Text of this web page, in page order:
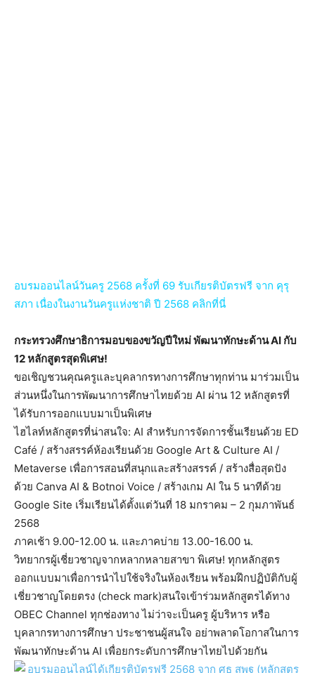
อบรมออนไลน์วันครู 2568 ครั้งที่ 69 รับเกียรติบัตรฟรี จาก คุรุ
สภา เนื่องในงานวันครูแห่งชาติ ปี 2568 คลิกที่นี่
กระทรวงศึกษาธิการมอบของขวัญปีใหม่ พัฒนาทักษะด้าน AI กับ
12 หลักสูตรสุดพิเศษ!
ขอเชิญชวนคุณครูและบุคลากรทางการศึกษาทุกท่าน มาร่วมเป็น
ส่วนหนึ่งในการพัฒนาการศึกษาไทยด้วย AI ผ่าน 12 หลักสูตรที่
ได้รับการออกแบบมาเป็นพิเศษ
ไฮไลท์หลักสูตรที่น่าสนใจ: AI สำหรับการจัดการชั้นเรียนด้วย ED
Café / สร้างสรรค์ห้องเรียนด้วย Google Art & Culture AI /
Metaverse เพื่อการสอนที่สนุกและสร้างสรรค์ / สร้างสื่อสุดปัง
ด้วย Canva AI & Botnoi Voice / สร้างเกม AI ใน 5 นาทีด้วย
Google Site เริ่มเรียนได้ตั้งแต่วันที่ 18 มกราคม – 2 กุมภาพันธ์
2568
ภาคเช้า 9.00-12.00 น. และภาคบ่าย 13.00-16.00 น.
วิทยากรผู้เชี่ยวชาญจากหลากหลายสาขา พิเศษ! ทุกหลักสูตร
ออกแบบมาเพื่อการนำไปใช้จริงในห้องเรียน พร้อมฝึกปฏิบัติกับผู้
เชี่ยวชาญโดยตรง (check mark)สนใจเข้าร่วมหลักสูตรได้ทาง
OBEC Channel ทุกช่องทาง ไม่ว่าจะเป็นครู ผู้บริหาร หรือ
บุคลากรทางการศึกษา ประชาชนผู้สนใจ อย่าพลาดโอกาสในการ
พัฒนาทักษะด้าน AI เพื่อยกระดับการศึกษาไทยไปด้วยกัน